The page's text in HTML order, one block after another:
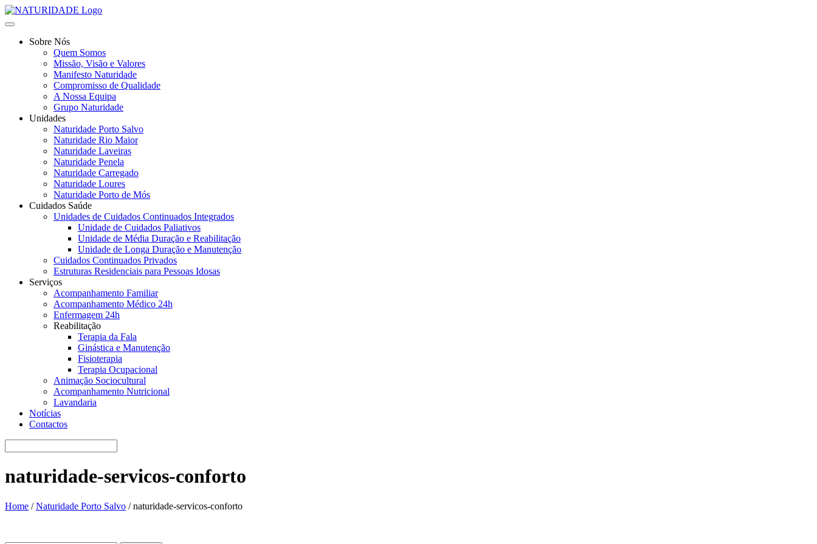
Skip
to
Sobre Nós
Quem Somos
Missão, Visão e Valores
Manifesto Naturidade
Compromisso de Qualidade
A Nossa Equipa
Grupo Naturidade
Unidades
Naturidade Porto Salvo
Naturidade Rio Maior
Naturidade Laveiras
Naturidade Penela
Naturidade Carregado
Naturidade Loures
Naturidade Porto de Mós
Cuidados Saúde
Unidades de Cuidados Continuados Integrados
Unidade de Cuidados Paliativos
Unidade de Média Duração e Reabilitação
Unidade de Longa Duração e Manutenção
Cuidados Continuados Privados
Estruturas Residenciais para Pessoas Idosas
Serviços
Acompanhamento Familiar
Acompanhamento Médico 24h
Enfermagem 24h
Reabilitação
Terapia da Fala
Ginástica e Manutenção
Fisioterapia
Terapia Ocupacional
Animação Sociocultural
Acompanhamento Nutricional
Lavandaria
Notícias
Contactos
naturidade-servicos-conforto
Home / Naturidade Porto Salvo / naturidade-servicos-conforto